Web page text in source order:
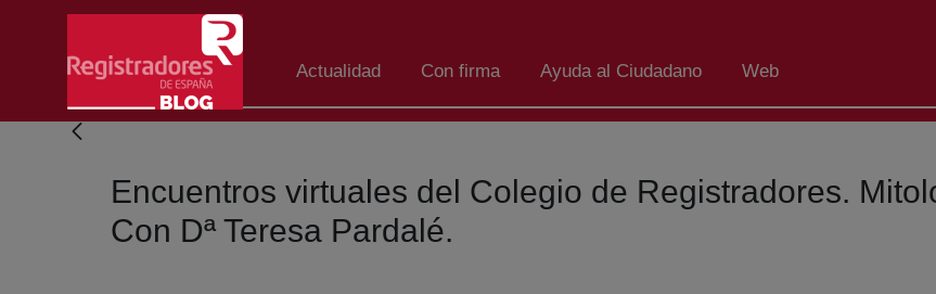
Skip to Main Content
Actualidad Con firma Ayuda al Ciudadano Web
Encuentros virtuales del Colegio de Registradores.
Con Dª Teresa Pardalé.